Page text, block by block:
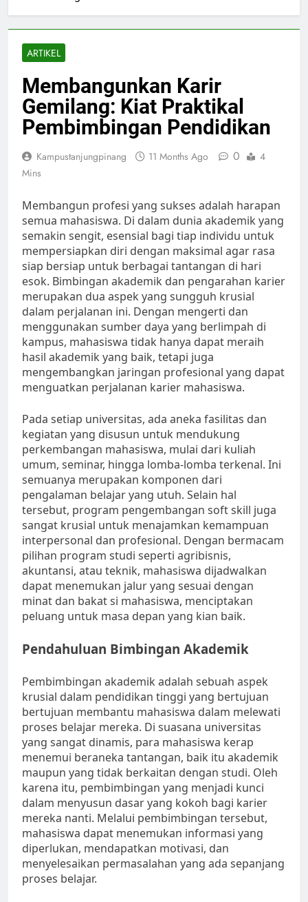
ARTIKEL
Membangunkan Karir
Gemilang: Kiat Praktikal
Pembimbingan Pendidikan
Kampustanjungpinang 11 Months Ago 0
4
Mins
Membangun profesi yang sukses adalah harapan
semua mahasiswa. Di dalam dunia akademik yang
semakin sengit, esensial bagi tiap individu untuk
mempersiapkan diri dengan maksimal agar rasa
siap bersiap untuk berbagai tantangan di hari
esok. Bimbingan akademik dan pengarahan karier
merupakan dua aspek yang sungguh krusial
dalam perjalanan ini. Dengan mengerti dan
menggunakan sumber daya yang berlimpah di
kampus, mahasiswa tidak hanya dapat meraih
hasil akademik yang baik, tetapi juga
mengembangkan jaringan profesional yang dapat
menguatkan perjalanan karier mahasiswa.
Pada setiap universitas, ada aneka fasilitas dan
kegiatan yang disusun untuk mendukung
perkembangan mahasiswa, mulai dari kuliah
umum, seminar, hingga lomba-lomba terkenal. Ini
semuanya merupakan komponen dari
pengalaman belajar yang utuh. Selain hal
tersebut, program pengembangan soft skill juga
sangat krusial untuk menajamkan kemampuan
interpersonal dan profesional. Dengan bermacam
pilihan program studi seperti agribisnis,
akuntansi, atau teknik, mahasiswa dijadwalkan
dapat menemukan jalur yang sesuai dengan
minat dan bakat si mahasiswa, menciptakan
peluang untuk masa depan yang kian baik.
Pendahuluan Bimbingan Akademik
Pembimbingan akademik adalah sebuah aspek
krusial dalam pendidikan tinggi yang bertujuan
bertujuan membantu mahasiswa dalam melewati
proses belajar mereka. Di suasana universitas
yang sangat dinamis, para mahasiswa kerap
menemui beraneka tantangan, baik itu akademik
maupun yang tidak berkaitan dengan studi. Oleh
karena itu, pembimbingan yang menjadi kunci
dalam menyusun dasar yang kokoh bagi karier
mereka nanti. Melalui pembimbingan tersebut,
mahasiswa dapat menemukan informasi yang
diperlukan, mendapatkan motivasi, dan
menyelesaikan permasalahan yang ada sepanjang
proses belajar.